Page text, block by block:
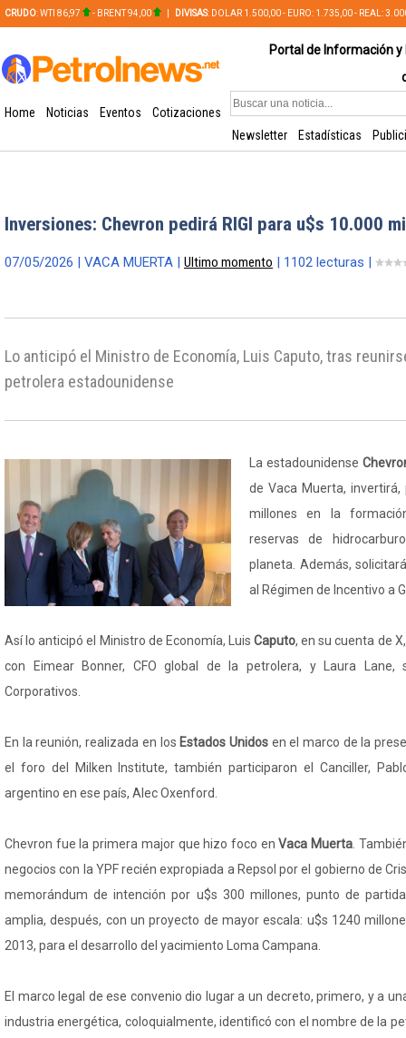
CRUDO: WTI 86,97 - BRENT 94,00 DIVISAS: DOLAR 1.500,00 - EURO: 1.735,00 - REAL:
Portal de Información
Home Noticias Eventos
Cotizaciones
Newsletter
Estadísticas
Inversiones: Chevron pedirá RIGI para u$s 10.000
07/05/2026 | VACA MUERTA | Ultimo momento | 1102 lecturas |
Lo anticipó el Ministro de Economía, Luis Caputo, tras
petrolera estadounidense
La estadounidense
de Vaca Muerta,
millones en la
reservas de
planeta. Además,
al Régimen de Incentivo a
Así lo anticipó el Ministro de Economía, Luis Caputo, en su cuenta de
con Eimear Bonner, CFO global de la petrolera, y Laura Lane,
Corporativos.
En la reunión, realizada en los Estados Unidosen el marco de la
el foro del Milken Institute, también participaron el Canciller,
argentino en ese país, Alec Oxenford.
Chevron fue la primera major que hizo foco enVaca Muerta .
negocios con la YPF recién expropiada a Repsol por el gobierno de
memorándum de intención por u$s 300 millones, punto de
amplia, después, con un proyecto de mayor escala: u$s 1240
2013, para el desarrollo del yacimiento Loma Campana.
El marco legal de ese convenio dio lugar a un decreto, primero, y a
industria energética, coloquialmente, identificó con el nombre de la